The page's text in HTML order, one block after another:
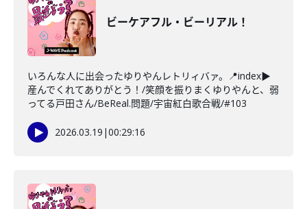
ビーケアフル・ビーリアル！
いろんな人に出会ったゆりやんレトリィバァ。📍index▶
産んでくれてありがとう！/笑顔を振りまくゆりやんと、弱
ってる戸田さん/BeReal.問題/宇宙紅白歌合戦/#103
2026.03.19 |00:29:16